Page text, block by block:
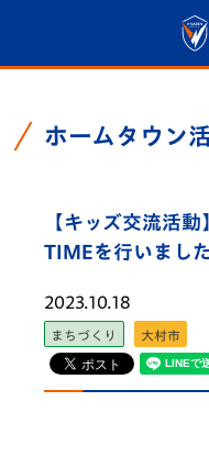
ホームタウン
【キッズ交流活
TIMEを行いまし
2023.10.18
まちづくり 大村市